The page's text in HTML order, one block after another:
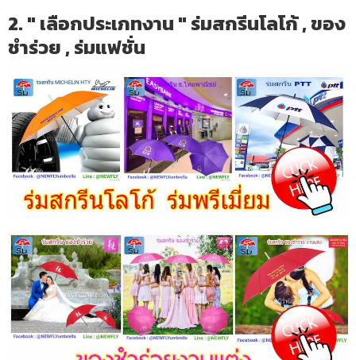
2. " เลือกประเภทงาน " ร่มสกรีนโลโก้ , ของ
ชำร่วย , ร่มแฟชั่น